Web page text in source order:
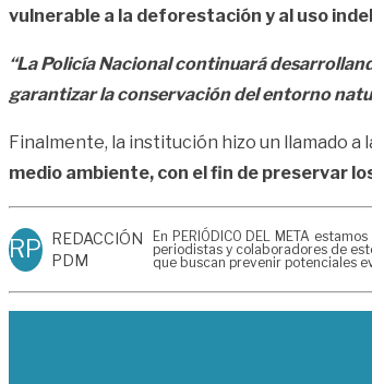
vulnerable a la deforestación y al uso
“La Policía Nacional continuará
garantizar la conservación del entorno
Finalmente, la institución hizo un llamado
medio ambiente, con el fin de preservar
RP REDACCIÓN
PDM
En PERIÓDICO DEL META
periodistas y colaboradores de
que buscan prevenir potenciales